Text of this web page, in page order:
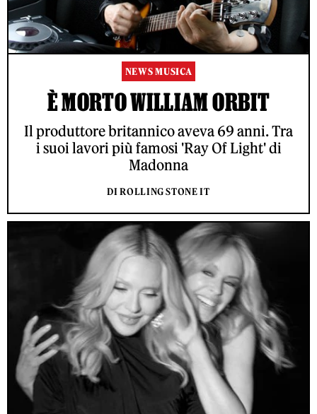
NEWS MUSICA
È MORTO WILLIAM ORBIT
Il produttore britannico aveva 69 anni. Tra
i suoi lavori più famosi 'Ray Of Light' di
Madonna
DI ROLLING STONE IT